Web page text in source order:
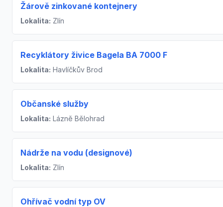
Žárově zinkované kontejnery
Lokalita: Zlín
Recyklátory živice Bagela BA 7000 F
Lokalita: Havlíčkův Brod
Občanské služby
Lokalita: Lázně Bělohrad
Nádrže na vodu (designové)
Lokalita: Zlín
Ohřívač vodní typ OV